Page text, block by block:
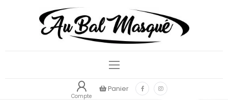
Compte
Panier